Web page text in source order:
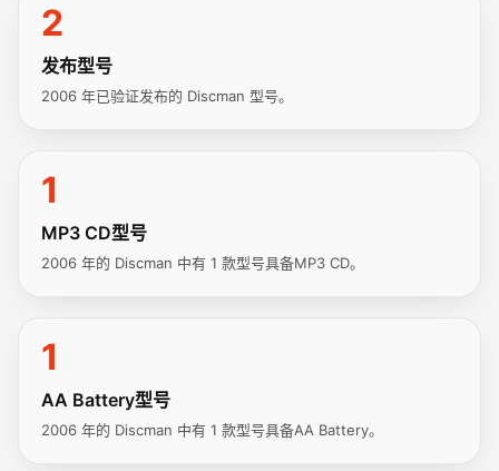
2
发布型号
2006 年已验证发布的 Discman 型号。
1
MP3 CD型号
2006 年的 Discman 中有 1 款型号具备MP3 CD。
1
AA Battery型号
2006 年的 Discman 中有 1 款型号具备AA Battery。